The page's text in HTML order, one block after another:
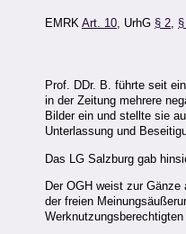
EMRK Art. 10, UrhG § 2,
Prof. DDr. B. führte seit
in der Zeitung mehrere
Bilder ein und stellte sie
Unterlassung und
Das LG Salzburg gab
Der OGH weist zur
der freien